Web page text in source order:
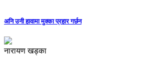
अनि उनी हावामा मुक्का प्रहार गर्छन
नारायण खड्का